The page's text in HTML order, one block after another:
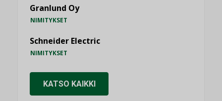
Granlund Oy
NIMITYKSET
Schneider Electric
NIMITYKSET
KATSO KAIKKI